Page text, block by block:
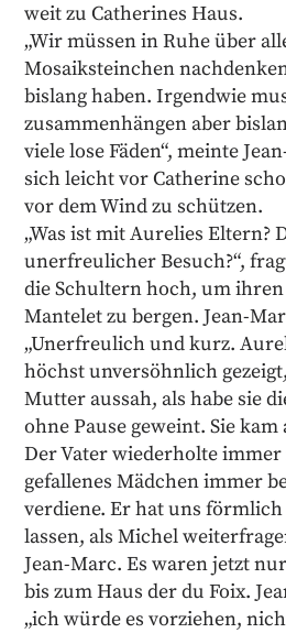
weit zu Catherines Haus.
„Wir müssen in Ruhe über
Mosaiksteinchen
bislang haben. Irgendwie
zusammenhängen aber
viele lose Fäden“, meinte
sich leicht vor Catherine
vor dem Wind zu schützen.
„Was ist mit Aurelies Eltern?
unerfreulicher Besuch?“,
die Schultern hoch, um
Mantelet zu bergen. Jean-
„Unerfreulich und kurz.
höchst unversöhnlich
Mutter aussah, als habe sie
ohne Pause geweint. Sie
Der Vater wiederholte
gefallenes Mädchen immer
verdiene. Er hat uns
lassen, als Michel
Jean-Marc. Es waren jetzt
bis zum Haus der du Foix.
„ich würde es vorziehen,